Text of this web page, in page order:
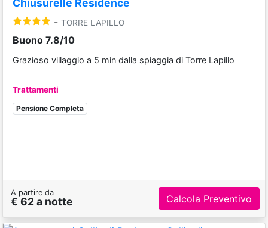
Chiusurelle Residence
- TORRE LAPILLO
Buono 7.8/10
Grazioso villaggio a 5 min dalla spiaggia di Torre Lapillo
Trattamenti
Pensione Completa
A partire da
€ 62 a notte Calcola Preventivo